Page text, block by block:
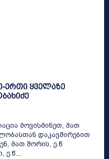
ერთი ყველაზე
მოვისმინეთ, მათ
დაკავშირებით
მათ შორის, ე.წ
ე.წ...